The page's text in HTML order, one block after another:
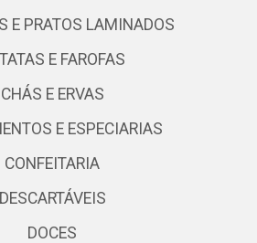
E PRATOS LAMINADOS
E FAROFAS
CHÁS E ERVAS
E ESPECIARIAS
CONFEITARIA
DESCARTÁVEIS
DOCES